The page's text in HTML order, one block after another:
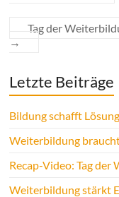
Tag der
→
Letzte Beiträge
Bildung schafft
Weiterbildung
Recap-Video: Tag
Weiterbildung stärkt